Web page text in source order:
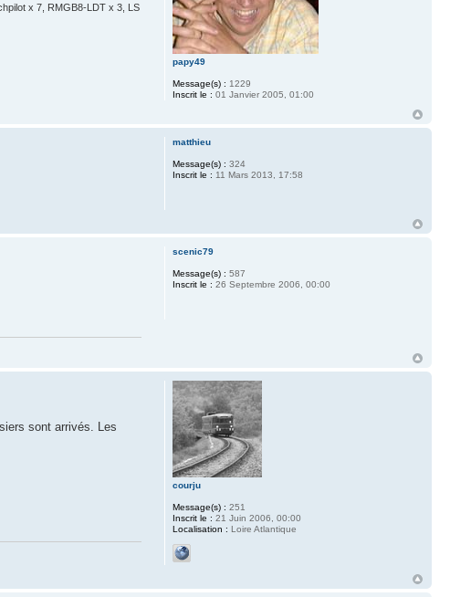
x 7, RMGB8-LDT x 3, LS
papy49
Message(s) : 1229
Inscrit le : 01 Janvier 2005, 01:00
matthieu
Message(s) : 324
Inscrit le : 11 Mars 2013, 17:58
scenic79
Message(s) : 587
Inscrit le : 26 Septembre 2006, 00:00
sont arrivés. Les
courju
Message(s) : 251
Inscrit le : 21 Juin 2006, 00:00
Localisation : Loire Atlantique